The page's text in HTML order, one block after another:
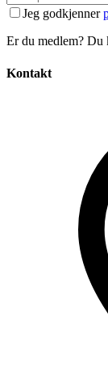
Jeg godkjenner
Er du medlem? Du
Kontakt